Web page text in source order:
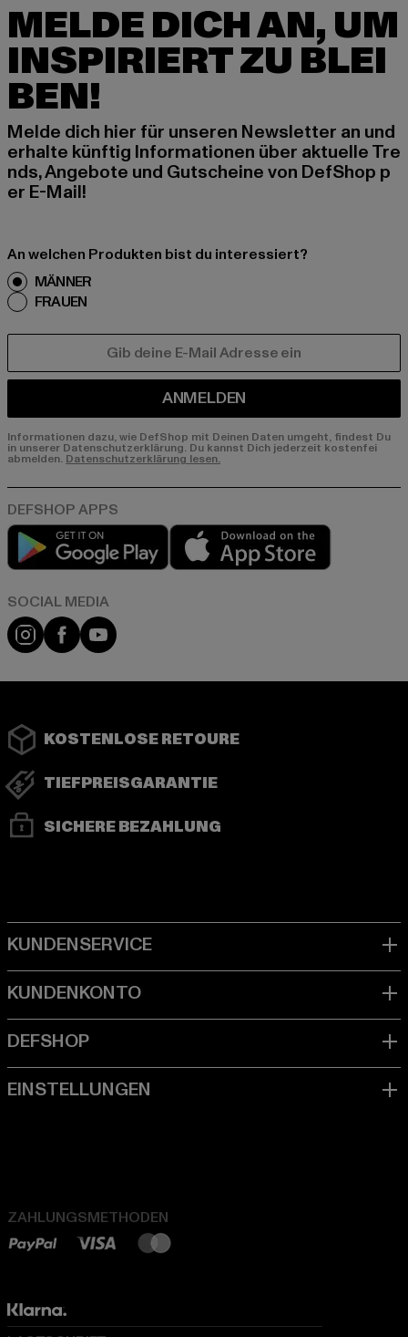
MELDE DICH AN, UM
INSPIRIERT ZU BLEI
BEN!
Melde dich hier für unseren Newsletter an und
erhalte künftig Informationen über aktuelle Tre
nds, Angebote und Gutscheine von DefShop p
er E-Mail!
An welchen Produkten bist du interessiert?
MÄNNER
FRAUEN
ANMELDEN
Informationen dazu, wie DefShop mit Deinen Daten umgeht, findest Du
in unserer Datenschutzerklärung. Du kannst Dich jederzeit kostenfei
abmelden. Datenschutzerklärung lesen.
Play market
Instagram
FacebookYouTube
KOSTENLOSE RETOURE
TIEFPREISGARANTIE
SICHERE BEZAHLUNG
ZAHLUNGSMETHODEN